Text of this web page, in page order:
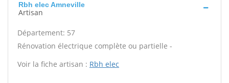
Rbh elec Amneville
Artisan
Département: 57
Rénovation électrique complète ou partielle -
Voir la fiche artisan : Rbh elec